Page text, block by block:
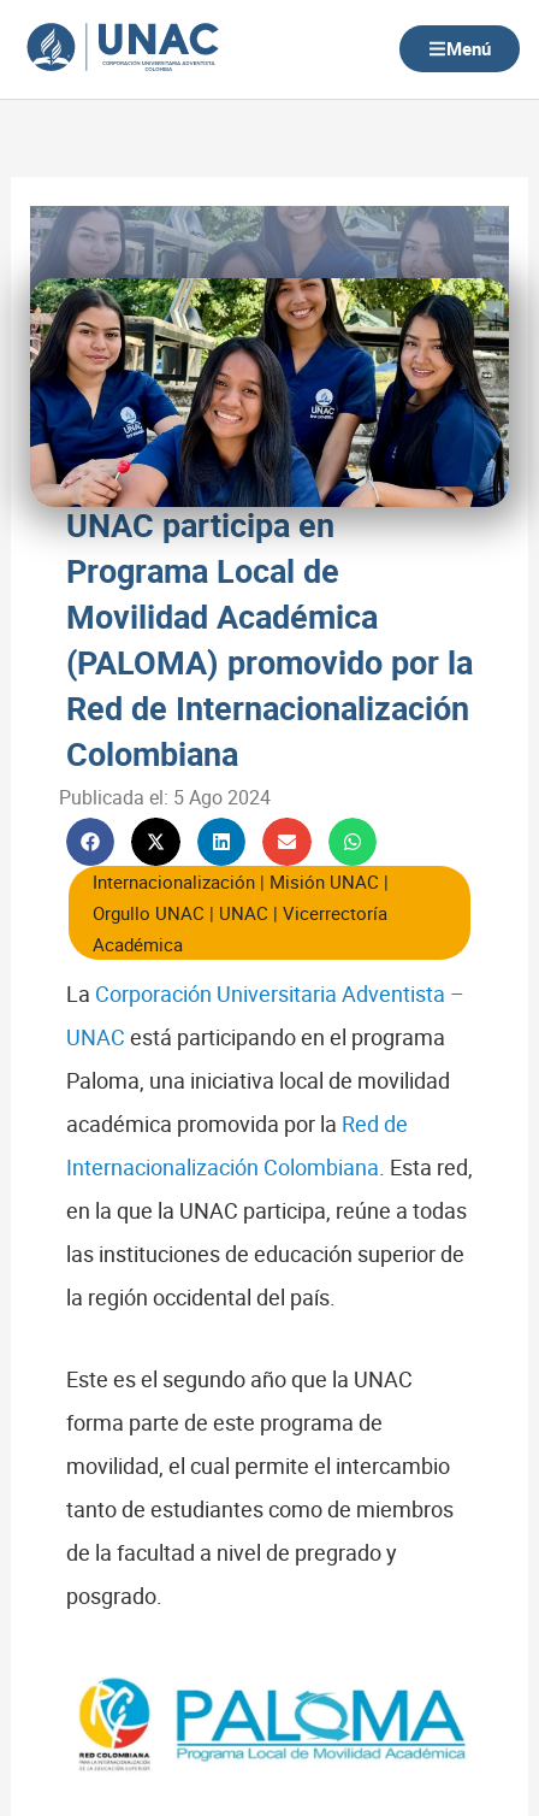
contenido
Menú
UNAC participa en
Programa Local de
Movilidad Académica
(PALOMA) promovido por la
Red de Internacionalización
Colombiana
Publicada el: 5 Ago 2024
Internacionalización| Misión UNAC |
Orgullo UNAC | UNAC | Vicerrectoría
Académica
La Corporación Universitaria Adventista –
UNAC está participando en el programa
Paloma, una iniciativa local de movilidad
académica promovida por la Red de
Internacionalización Colombiana. Esta red,
en la que la UNAC participa, reúne a todas
las instituciones de educación superior de
la región occidental del país.
Este es el segundo año que la UNAC
forma parte de este programa de
movilidad, el cual permite el intercambio
tanto de estudiantes como de miembros
de la facultad a nivel de pregrado y
posgrado.